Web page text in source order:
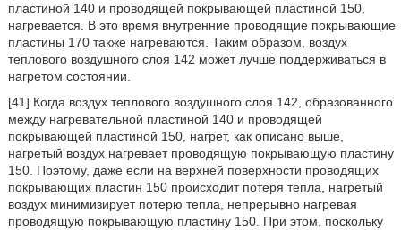
пластиной 140 и проводящей покрывающей пластиной 150,
нагревается. В это время внутренние проводящие покрывающие
пластины 170 также нагреваются. Таким образом, воздух
теплового воздушного слоя 142 может лучше поддерживаться в
нагретом состоянии.
[41] Когда воздух теплового воздушного слоя 142, образованного
между нагревательной пластиной 140 и проводящей
покрывающей пластиной 150, нагрет, как описано выше,
нагретый воздух нагревает проводящую покрывающую пластину
150. Поэтому, даже если на верхней поверхности проводящих
покрывающих пластин 150 происходит потеря тепла, нагретый
воздух минимизирует потерю тепла, непрерывно нагревая
проводящую покрывающую пластину 150. При этом, поскольку